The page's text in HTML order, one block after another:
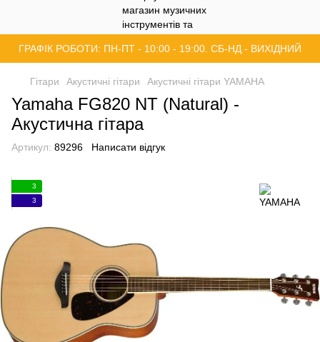
ГРАФІК РОБОТИ: ПН-ПТ - 10:00 - 19:00. СБ-НД - ВИХІДНИЙ
Гітари Акустичні гітари Акустичні гітари YAMAHA
Yamaha FG820 NT (Natural) -
Акустична гітара
Артикул: 89296 Написати відгук
3
3